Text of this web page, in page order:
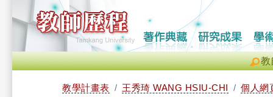
教
教學計畫表 王秀琦 WANG HSIU-CHI 個人網